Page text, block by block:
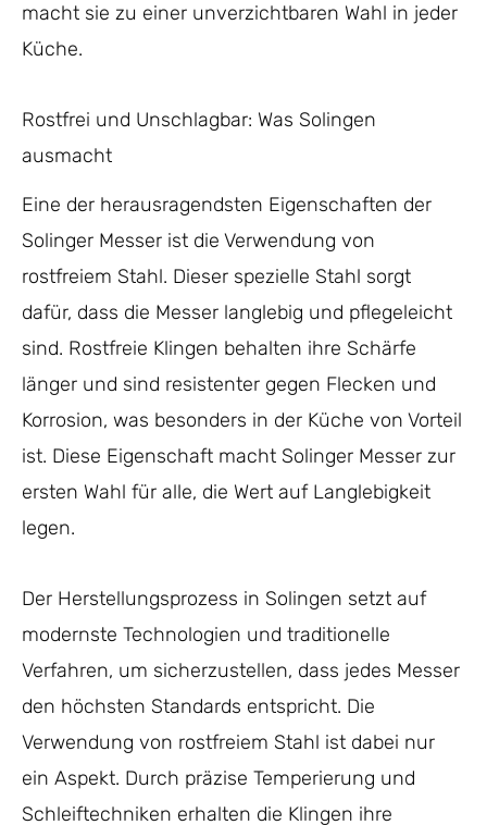
macht sie zu einer unverzichtbaren Wahl in jeder
Küche.
Rostfrei und Unschlagbar: Was Solingen
ausmacht
Eine der herausragendsten Eigenschaften der
Solinger Messer ist die Verwendung von
rostfreiem Stahl. Dieser spezielle Stahl sorgt
dafür, dass die Messer langlebig und pflegeleicht
sind. Rostfreie Klingen behalten ihre Schärfe
länger und sind resistenter gegen Flecken und
Korrosion, was besonders in der Küche von Vorteil
ist. Diese Eigenschaft macht Solinger Messer zur
ersten Wahl für alle, die Wert auf Langlebigkeit
legen.
Der Herstellungsprozess in Solingen setzt auf
modernste Technologien und traditionelle
Verfahren, um sicherzustellen, dass jedes Messer
den höchsten Standards entspricht. Die
Verwendung von rostfreiem Stahl ist dabei nur
ein Aspekt. Durch präzise Temperierung und
Schleiftechniken erhalten die Klingen ihre